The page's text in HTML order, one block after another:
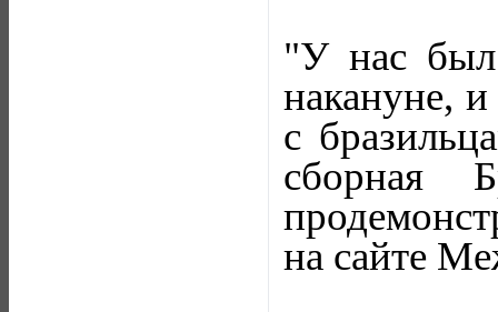
"У нас
накануне,
с
сборная
на сайте